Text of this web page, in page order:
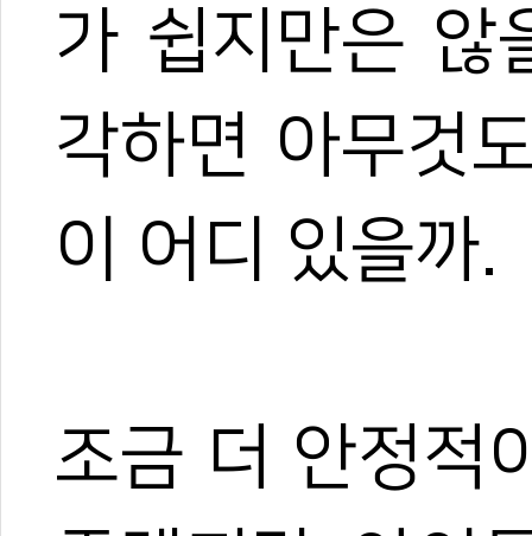
가 쉽지만은 않
각하면 아무것
이 어디 있을까.
조금 더 안정적
#이유빈 사범일기 #사범일기 #이유빈 #사범 #관장 #태권도사범